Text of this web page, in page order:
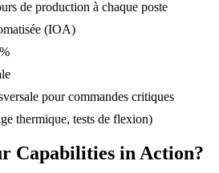
de production à chaque poste
(IOA)
pour commandes critiques
thermique, tests de flexion)
Capabilities in Action?